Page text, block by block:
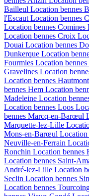
Bailleul Location bennes
l'Escaut Location bennes
Location bennes Comines
Location bennes Croix
Douai Location bennes
Dunkerque Location
Fourmies Location bennes
Gravelines Location
Location bennes Hautmont
bennes Hem Location
Madeleine Location
Location bennes Loos
bennes Marcq-en-Barœul
Marquette-lez-Lille
Mons-en-Barœul Location
Neuville-en-Ferrain
Ronchin Location bennes
Location bennes Saint-
André-lez-Lille Location
Seclin Location bennes
Location bennes